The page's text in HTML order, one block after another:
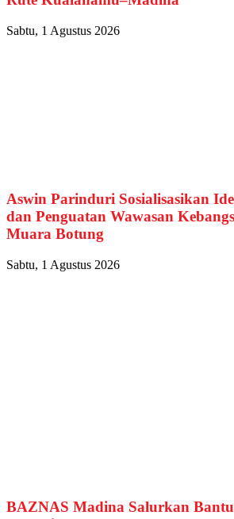
Sabtu, 1 Agustus 2026
Aswin Parinduri Sosialisasikan
dan Penguatan Wawasan
Muara Botung
Sabtu, 1 Agustus 2026
BAZNAS Madina Salurkan